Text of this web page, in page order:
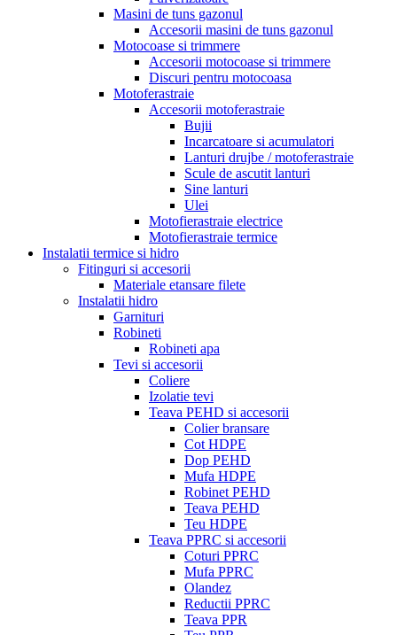
Masini de tuns gazonul
Accesorii masini de tuns gazonul
Motocoase si trimmere
Accesorii motocoase si trimmere
Discuri pentru motocoasa
Motoferastraie
Accesorii motoferastraie
Bujii
Incarcatoare si acumulatori
Lanturi drujbe / motoferastraie
Scule de ascutit lanturi
Sine lanturi
Ulei
Motofierastraie electrice
Motofierastraie termice
Instalatii termice si hidro
Fitinguri si accesorii
Materiale etansare filete
Instalatii hidro
Garnituri
Robineti
Robineti apa
Tevi si accesorii
Coliere
Izolatie tevi
Teava PEHD si accesorii
Colier bransare
Cot HDPE
Dop PEHD
Mufa HDPE
Robinet PEHD
Teava PEHD
Teu HDPE
Teava PPRC si accesorii
Coturi PPRC
Mufa PPRC
Olandez
Reductii PPRC
Teava PPR